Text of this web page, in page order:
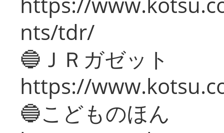
nts/tdr/
🔵ＪＲガゼット
https://
🔵こどものほん